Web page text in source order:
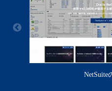
NetSuite